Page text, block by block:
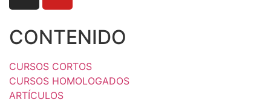
CONTENIDO
CURSOS CORTOS
CURSOS HOMOLOGADOS
ARTÍCULOS